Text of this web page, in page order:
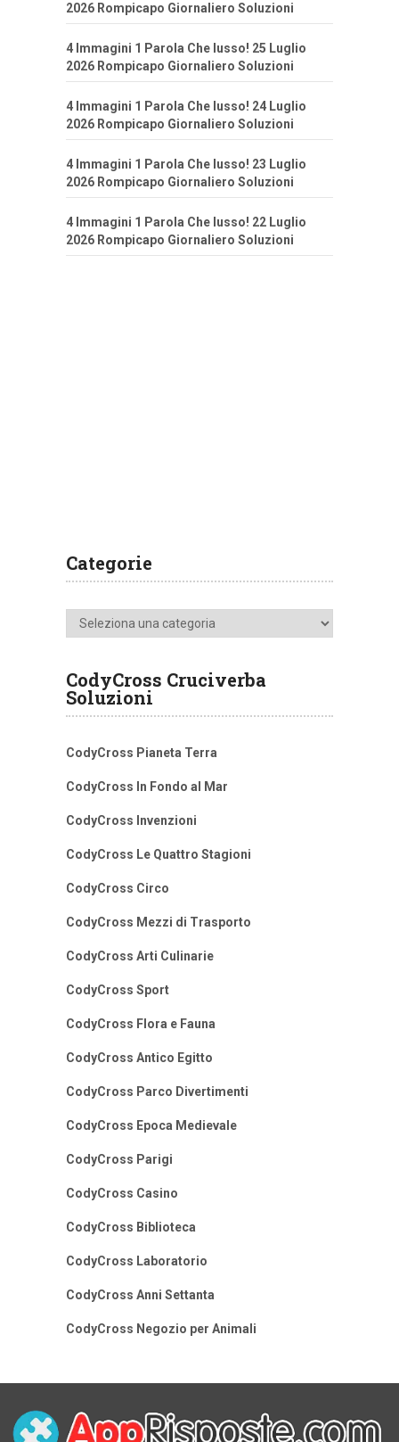
2026 Rompicapo Giornaliero Soluzioni
4 Immagini 1 Parola Che lusso! 25 Luglio
2026 Rompicapo Giornaliero Soluzioni
4 Immagini 1 Parola Che lusso! 24 Luglio
2026 Rompicapo Giornaliero Soluzioni
4 Immagini 1 Parola Che lusso! 23 Luglio
2026 Rompicapo Giornaliero Soluzioni
4 Immagini 1 Parola Che lusso! 22 Luglio
2026 Rompicapo Giornaliero Soluzioni
Categorie
Categorie
CodyCross Cruciverba
Soluzioni
CodyCross Pianeta Terra
CodyCross In Fondo al Mar
CodyCross Invenzioni
CodyCross Le Quattro Stagioni
CodyCross Circo
CodyCross Mezzi di Trasporto
CodyCross Arti Culinarie
CodyCross Sport
CodyCross Flora e Fauna
CodyCross Antico Egitto
CodyCross Parco Divertimenti
CodyCross Epoca Medievale
CodyCross Parigi
CodyCross Casino
CodyCross Biblioteca
CodyCross Laboratorio
CodyCross Anni Settanta
CodyCross Negozio per Animali